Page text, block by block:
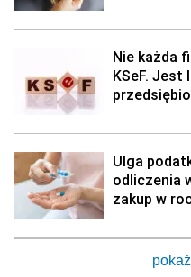
Nie każda
KSeF.
Ulga
odliczenia
zakup w